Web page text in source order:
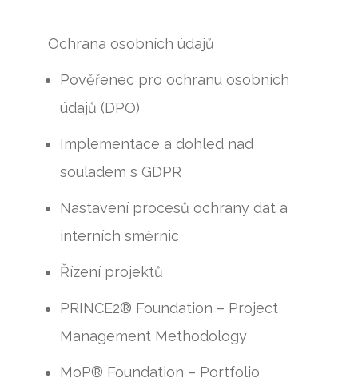
Ochrana osobních údajů
Pověřenec pro ochranu osobních
údajů (DPO)
Implementace a dohled nad
souladem s GDPR
Nastavení procesů ochrany dat a
interních směrnic
Řízení projektů
PRINCE2® Foundation – Project
Management Methodology
MoP® Foundation – Portfolio